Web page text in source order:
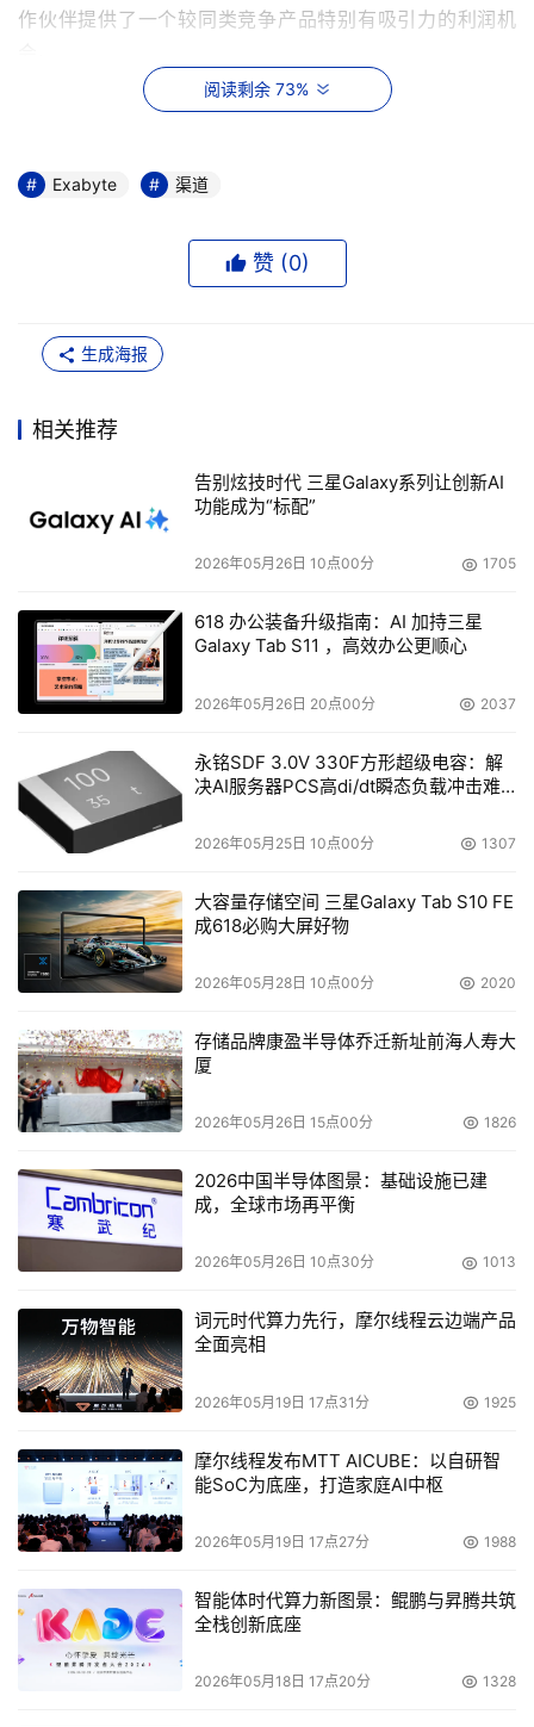
作伙伴提供了一个较同类竞争产品特别有吸引力的利润机
广泛的销售支持：海诺贝融销售代表和支持工程师在销
解、对存储技术的把握、对厂商产品的了解，提供跨平台、
多种环境、不同存储架构的综合存储解决方案。提供比竞争
泛的产品培训。
其它好处：参与包括更多的产品促销活动，市场推广活
动，享有更多当地客户的需求信息、定单资源；有资格执行
Exabyte在当地的市场调查和推广计划；有权使用市场推广
代理商政策
海诺贝融诚邀各地代理商，通过Exabyte 肩并肩合作伙
市场推广、售后等方面提供全方位支持，最大限度的让利给
渠道商，与渠道伙伴双赢，和渠道一起成长！
Exabyte 肩并肩合作伙伴资质选择
户和渠道资源。
本着共同开拓市场，真诚长期合作的态度。
有较完善的销售和市场拓展计划。
?业务*??从事网络数据相关存储、备份、安全、集成的
业务；熟悉当地目标用户市场，有相关的行业和产品销售经
验；
?信心*??有信心开拓当地市场，对产品的100%的忠
诚；
?专人*??专职的商务对口人员，保证与海诺贝融公司和
厂商的日常联络畅通负责；公司必须有专门进行所代理的
Exabyte产品销售和技术支持的业务人员和技术人员；
?信誉*??公司在工商、税务、公安机关无劣迹备案，在
同行业有良好的口碑；
阅读剩余 73%
Exabyte 渠道
赞 (0)
生成海报
相关推荐
告别炫技时代 三星Galaxy系列让创新AI
功能成为“标配”
2026年05月26日 10点00分 1705
618 办公装备升级指南：AI 加持三星
Galaxy Tab S11 ，高效办公更顺心
2026年05月26日 20点00分 2037
永铭SDF 3.0V 330F方形超级电容：解
决AI服务器PCS高di/dt瞬态负载冲击难
2026年05月25日 10点00分 1307
大容量存储空间 三星Galaxy Tab S10 FE
成618必购大屏好物
2026年05月28日 10点00分 2020
存储品牌康盈半导体乔迁新址前海人寿大
厦
2026年05月26日 15点00分 1826
2026中国半导体图景：基础设施已建
成，全球市场再平衡
2026年05月26日 10点30分 1013
词元时代算力先行，摩尔线程云边端产品
全面亮相
2026年05月19日 17点31分 1925
摩尔线程发布MTT AICUBE：以自研智
能SoC为底座，打造家庭AI中枢
2026年05月19日 17点27分 1988
智能体时代算力新图景：鲲鹏与昇腾共筑
全栈创新底座
2026年05月18日 17点20分 1328